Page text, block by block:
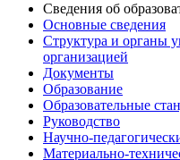
Сведения об
Основные сведения
Структура и органы
организацией
Документы
Образование
Образовательные
Руководство
Научно-
Материально-